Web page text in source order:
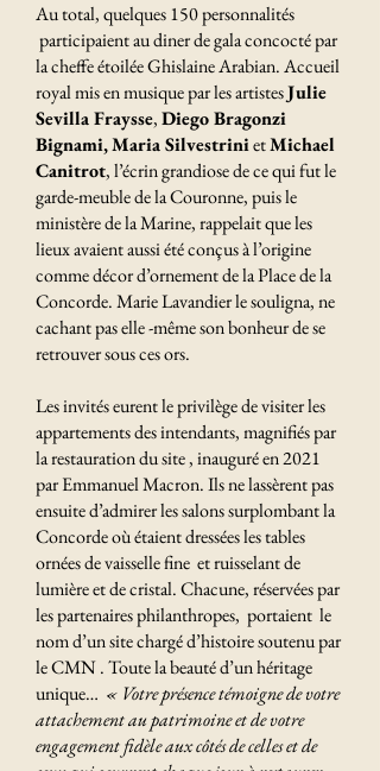
Au total, quelques 150 personnalités
participaient au diner de gala concocté par
la cheffe étoilée Ghislaine Arabian. Accueil
royal mis en musique par les artistesJulie
Sevilla Fraysse,Diego Bragonzi
Bignami,Maria SilvestrinietMichael
Canitrot, l’écrin grandiose de ce qui fut le
garde-meuble de la Couronne, puis le
ministère de la Marine, rappelait que les
lieux avaient aussi été conçus à l’origine
comme décor d’ornement de la Place de la
Concorde. Marie Lavandier le souligna, ne
cachant pas elle -même son bonheur de se
retrouver sous ces ors.
Les invités eurent le privilège de visiter les
appartements des intendants, magnifiés par
la restauration du site , inauguré en 2021
par Emmanuel Macron. Ils ne lassèrent pas
ensuite d’admirer les salons surplombant la
Concorde où étaient dressées les tables
ornées de vaisselle fine et ruisselant de
lumière et de cristal. Chacune, réservées par
les partenaires philanthropes, portaient le
nom d’un site chargé d’histoire soutenu par
le CMN . Toute la beauté d’un héritage
unique… « Votre présence témoigne de votre
attachement au patrimoine et de votre
engagement fidèle aux côtés de celles et de